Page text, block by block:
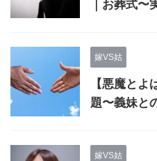
｜お葬式
嫁VS姑
【悪魔とよ
題〜義妹と
嫁VS姑